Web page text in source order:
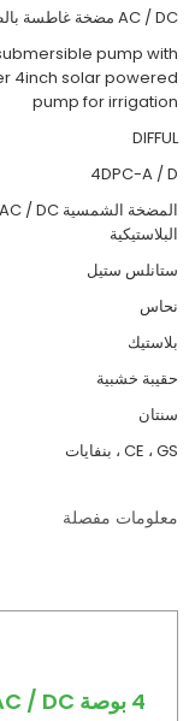
AC / DC مضخة غاطسة بالطاقة الشمسية
pump with
4inch solar powered
pump for irrigation
DIFFUL
4DPC-A / D
البلاستيكية
ستانلس ستيل
نحاس
بلاستيك
حقيبة خشبية
سنتان
CE ، GS ، بنفايات
معلومات مفصلة